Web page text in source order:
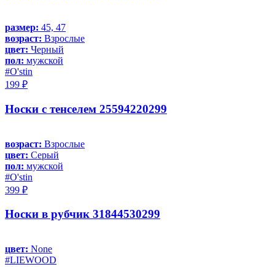
размер: 45, 47
возраст: Взрослые
цвет: Черный
пол: мужской
#O'stin
199 ₽
Носки с тенселем 25594220299
возраст: Взрослые
цвет: Серый
пол: мужской
#O'stin
399 ₽
Носки в рубчик 31844530299
цвет: None
#LIEWOOD